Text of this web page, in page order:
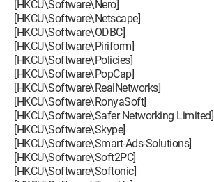
[HKCU\Software\Nero]
[HKCU\Software\Netscape]
[HKCU\Software\ODBC]
[HKCU\Software\Piriform]
[HKCU\Software\Policies]
[HKCU\Software\PopCap]
[HKCU\Software\RealNetworks]
[HKCU\Software\RonyaSoft]
[HKCU\Software\Safer Networking Limited]
[HKCU\Software\Skype]
[HKCU\Software\Smart-Ads-Solutions]
[HKCU\Software\Soft2PC]
[HKCU\Software\Softonic]